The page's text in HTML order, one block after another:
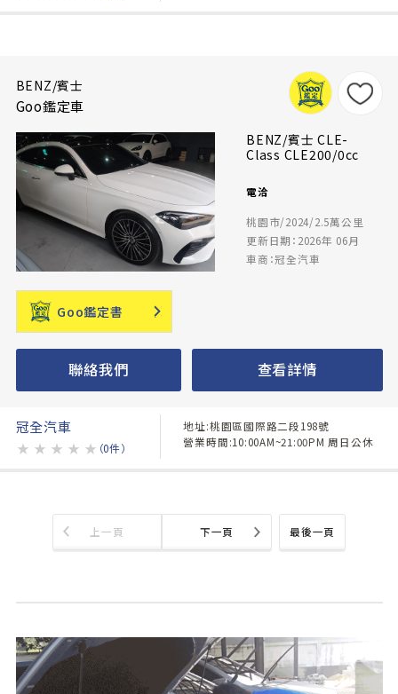
BENZ/賓士
Goo鑑定車
BENZ/賓士 CLE-
Class CLE200/0cc
電洽
桃園市/2024/2.5萬公里
更新日期：2026年 06月
車商：冠全汽車
Goo鑑定書
聯絡我們 查看詳情
冠全汽車
★ ★ ★ ★ ★ （0件）
地址:桃園區國際路二段198號
營業時間:10:00AM~21:00PM 周日公休
最後一頁
上一頁 下一頁